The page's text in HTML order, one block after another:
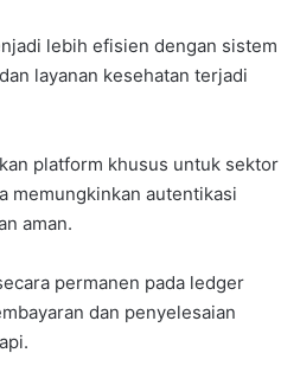
lebih efisien dengan sistem
layanan kesehatan terjadi
platform khusus untuk sektor
memungkinkan autentikasi
aman.
permanen pada ledger
dan penyelesaian